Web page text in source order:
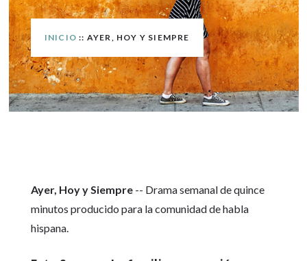
INICIO :: AYER, HOY Y SIEMPRE
Ayer, Hoy y Siempre-- Drama semanal de quince
minutos producido para la comunidad de habla
hispana.